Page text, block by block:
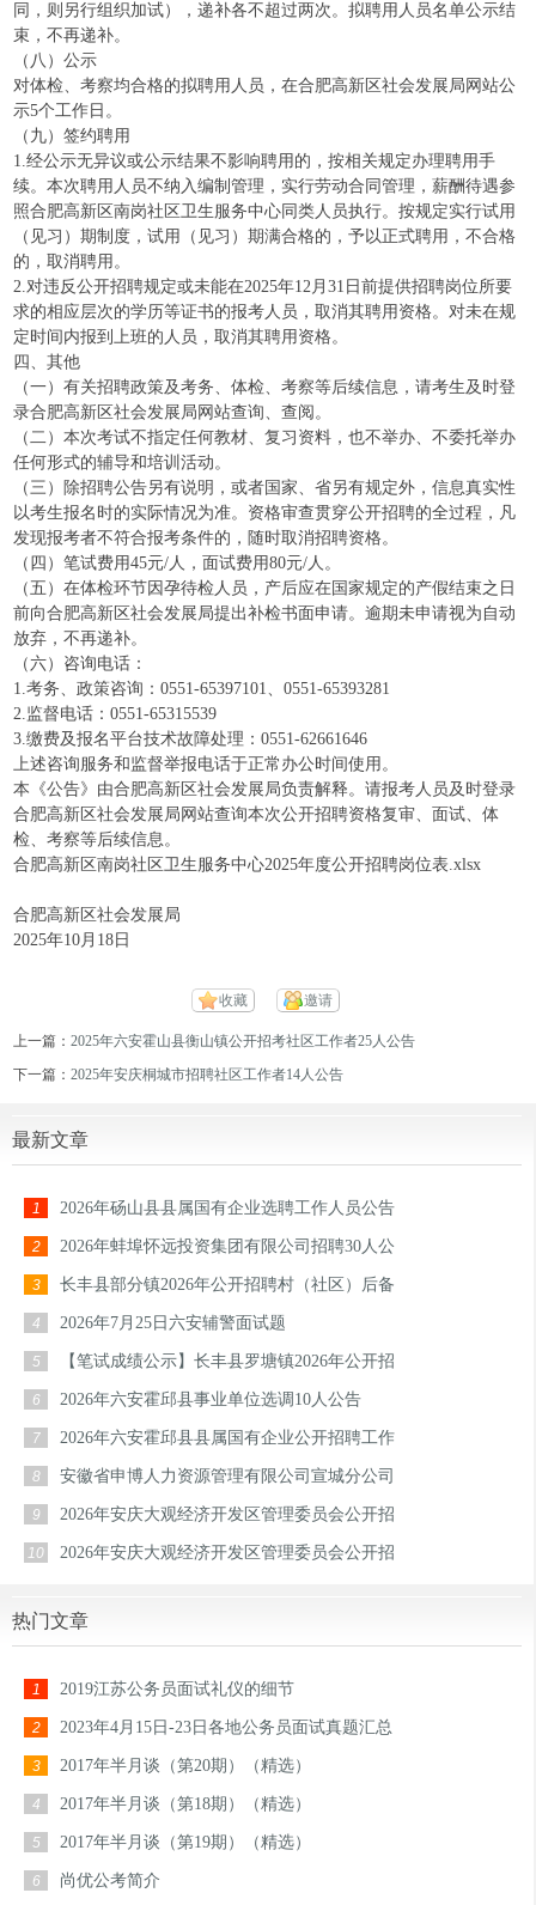
同，则另行组织加试），递补各不超过两次。拟聘用人员名单公示结
束，不再递补。
（八）公示
对体检、考察均合格的拟聘用人员，在合肥高新区社会发展局网站公
示5个工作日。
（九）签约聘用
1.经公示无异议或公示结果不影响聘用的，按相关规定办理聘用手
续。本次聘用人员不纳入编制管理，实行劳动合同管理，薪酬待遇参
照合肥高新区南岗社区卫生服务中心同类人员执行。按规定实行试用
（见习）期制度，试用（见习）期满合格的，予以正式聘用，不合格
的，取消聘用。
2.对违反公开招聘规定或未能在2025年12月31日前提供招聘岗位所要
求的相应层次的学历等证书的报考人员，取消其聘用资格。对未在规
定时间内报到上班的人员，取消其聘用资格。
四、其他
（一）有关招聘政策及考务、体检、考察等后续信息，请考生及时登
录合肥高新区社会发展局网站查询、查阅。
（二）本次考试不指定任何教材、复习资料，也不举办、不委托举办
任何形式的辅导和培训活动。
（三）除招聘公告另有说明，或者国家、省另有规定外，信息真实性
以考生报名时的实际情况为准。资格审查贯穿公开招聘的全过程，凡
发现报考者不符合报考条件的，随时取消招聘资格。
（四）笔试费用45元/人，面试费用80元/人。
（五）在体检环节因孕待检人员，产后应在国家规定的产假结束之日
前向合肥高新区社会发展局提出补检书面申请。逾期未申请视为自动
放弃，不再递补。
（六）咨询电话：
1.考务、政策咨询：0551-65397101、0551-65393281
2.监督电话：0551-65315539
3.缴费及报名平台技术故障处理：0551-62661646
上述咨询服务和监督举报电话于正常办公时间使用。
本《公告》由合肥高新区社会发展局负责解释。请报考人员及时登录
合肥高新区社会发展局网站查询本次公开招聘资格复审、面试、体
检、考察等后续信息。
合肥高新区南岗社区卫生服务中心2025年度公开招聘岗位表.xlsx
合肥高新区社会发展局
2025年10月18日
收藏 邀请
上一篇：2025年六安霍山县衡山镇公开招考社区工作者25人公告
下一篇：2025年安庆桐城市招聘社区工作者14人公告
最新文章
1 2026年砀山县县属国有企业选聘工作人员公告
2 2026年蚌埠怀远投资集团有限公司招聘30人公
3 长丰县部分镇2026年公开招聘村（社区）后备
4 2026年7月25日六安辅警面试题
5 【笔试成绩公示】长丰县罗塘镇2026年公开招
6 2026年六安霍邱县事业单位选调10人公告
7 2026年六安霍邱县县属国有企业公开招聘工作
8 安徽省申博人力资源管理有限公司宣城分公司
9 2026年安庆大观经济开发区管理委员会公开招
10 2026年安庆大观经济开发区管理委员会公开招
热门文章
1 2019江苏公务员面试礼仪的细节
2 2023年4月15日-23日各地公务员面试真题汇总
3 2017年半月谈（第20期）（精选）
4 2017年半月谈（第18期）（精选）
5 2017年半月谈（第19期）（精选）
6 尚优公考简介